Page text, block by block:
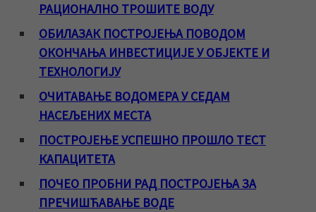
РАЦИОНАЛНО ТРОШИТЕ ВОДУ
ОБИЛАЗАК ПОСТРОЈЕЊА ПОВОДОМ
ОКОНЧАЊА ИНВЕСТИЦИЈЕ У ОБЈЕКТЕ И
ТЕХНОЛОГИЈУ
ОЧИТАВАЊЕ ВОДОМЕРА У СЕДАМ
НАСЕЉЕНИХ МЕСТА
ПОСТРОЈЕЊЕ УСПЕШНО ПРОШЛО ТЕСТ
КАПАЦИТЕТА
ПОЧЕО ПРОБНИ РАД ПОСТРОЈЕЊА ЗА
ПРЕЧИШЋАВАЊЕ ВОДЕ